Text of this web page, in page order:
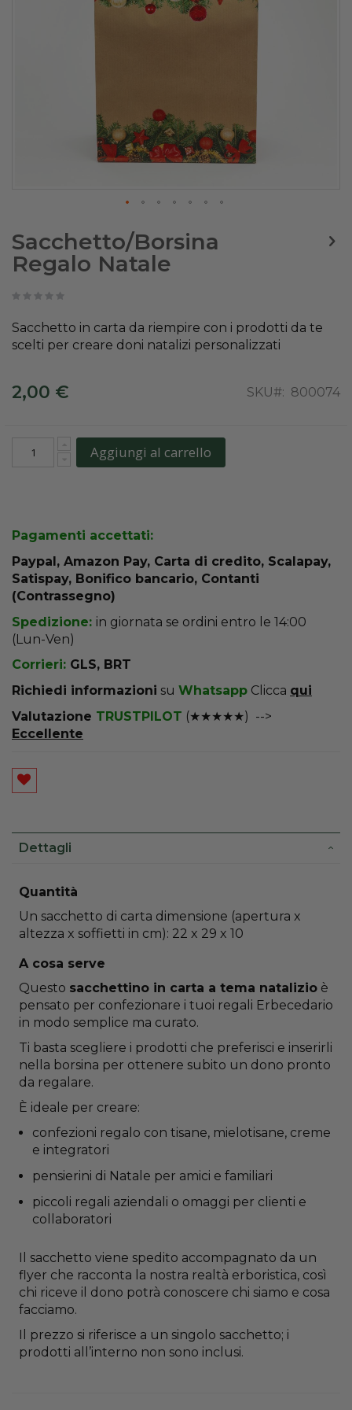
to
the
beginning
of
images
Sacchetto/Borsina
Regalo Natale
Sacchetto in carta da riempire con i prodotti da te
scelti per creare doni natalizi personalizzati
2,00 € SKU 800074
Aggiungi al carrello
Pagamenti accettati:
Paypal, Amazon Pay, Carta di credito, Scalapay,
Satispay, Bonifico bancario, Contanti
(Contrassegno)
Spedizione: in giornata se ordini entro le 14:00
(Lun-Ven)
Corrieri: GLS, BRT
Richiedi informazioni su Whatsapp Clicca qui
Valutazione TRUSTPILOT (★★★★★) -->
Eccellente
Dettagli
More
Quantità
Un sacchetto di carta dimensione (apertura x
altezza x soffietti in cm): 22 x 29 x 10
A cosa serve
Questo sacchettino in carta a tema natalizio è
pensato per confezionare i tuoi regali Erbecedario
in modo semplice ma curato.
Ti basta scegliere i prodotti che preferisci e inserirli
nella borsina per ottenere subito un dono pronto
da regalare.
È ideale per creare:
confezioni regalo con tisane, mielotisane, creme
e integratori
pensierini di Natale per amici e familiari
piccoli regali aziendali o omaggi per clienti e
collaboratori
Il sacchetto viene spedito accompagnato da un
flyer che racconta la nostra realtà erboristica, così
chi riceve il dono potrà conoscere chi siamo e cosa
facciamo.
Il prezzo si riferisce a un singolo sacchetto; i
prodotti all’interno non sono inclusi.